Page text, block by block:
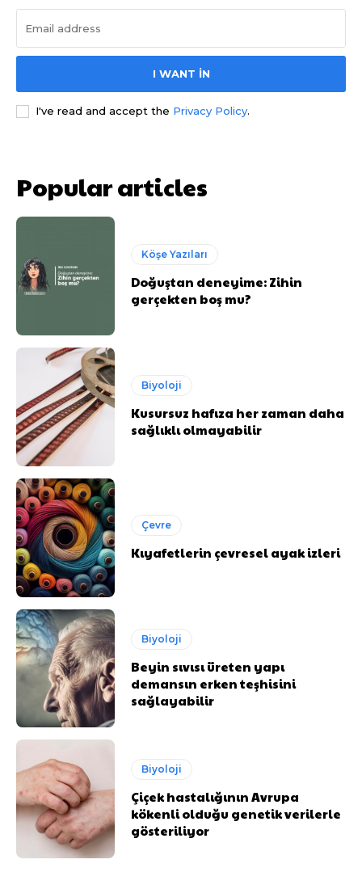
I WANT IN
I've read and accept the Privacy Policy.
Popular articles
Köşe Yazıları
Doğuştan deneyime: Zihin
gerçekten boş mu?
Biyoloji
Kusursuz hafıza her zaman daha
sağlıklı olmayabilir
Çevre
Kıyafetlerin çevresel ayak izleri
Biyoloji
Beyin sıvısı üreten yapı
demansın erken teşhisini
sağlayabilir
Biyoloji
Çiçek hastalığının Avrupa
kökenli olduğu genetik verilerle
gösteriliyor